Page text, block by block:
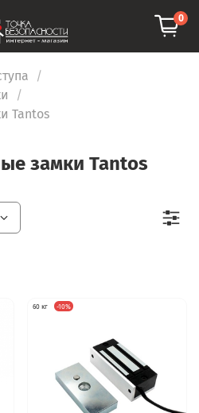
0
Tantos
замки Tantos
60 кг -10%